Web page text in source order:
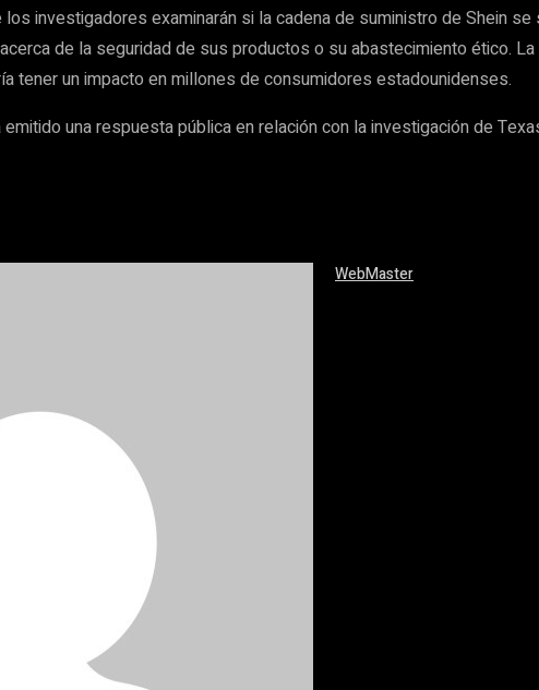
investigadores examinarán si la cadena de suministro de Shein
de la seguridad de sus productos o su abastecimiento ético.
tener un impacto en millones de consumidores estadounidenses.
una respuesta pública en relación con la investigación de
WebMaster